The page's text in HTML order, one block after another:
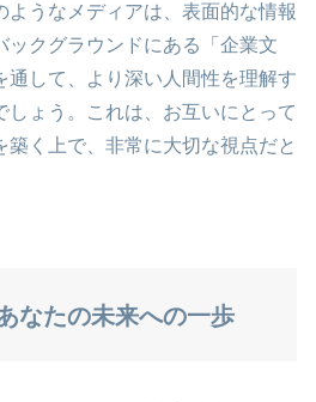
ようなメディアは、表面的な情報
ックグラウンドにある「企業文
通して、より深い人間性を理解す
しょう。これは、お互いにとって
築く上で、非常に大切な視点だと
なたの未来への一歩